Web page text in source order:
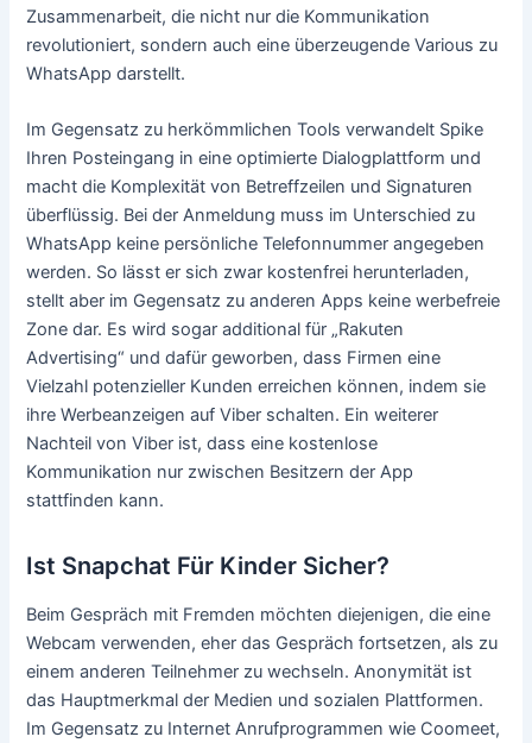
Zusammenarbeit, die nicht nur die Kommunikation
revolutioniert, sondern auch eine überzeugende Various zu
WhatsApp darstellt.
Im Gegensatz zu herkömmlichen Tools verwandelt Spike
Ihren Posteingang in eine optimierte Dialogplattform und
macht die Komplexität von Betreffzeilen und Signaturen
überflüssig. Bei der Anmeldung muss im Unterschied zu
WhatsApp keine persönliche Telefonnummer angegeben
werden. So lässt er sich zwar kostenfrei herunterladen,
stellt aber im Gegensatz zu anderen Apps keine werbefreie
Zone dar. Es wird sogar additional für „Rakuten
Advertising“ und dafür geworben, dass Firmen eine
Vielzahl potenzieller Kunden erreichen können, indem sie
ihre Werbeanzeigen auf Viber schalten. Ein weiterer
Nachteil von Viber ist, dass eine kostenlose
Kommunikation nur zwischen Besitzern der App
stattfinden kann.
Ist Snapchat Für Kinder Sicher?
Beim Gespräch mit Fremden möchten diejenigen, die eine
Webcam verwenden, eher das Gespräch fortsetzen, als zu
einem anderen Teilnehmer zu wechseln. Anonymität ist
das Hauptmerkmal der Medien und sozialen Plattformen.
Im Gegensatz zu Internet Anrufprogrammen wie Coomeet,